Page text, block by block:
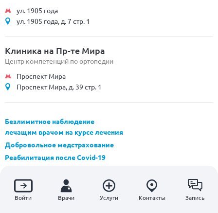
ул. 1905 года
ул. 1905 года, д. 7 стр. 1
Клиника на Пр-те Мира
Центр компетенций по ортопедии
Проспект Мира
Проспект Мира, д. 39 стр. 1
Безлимитное наблюдение
лечащим врачом на курсе лечения
Добровольное медстрахование
Реабилитация после Covid-19
Удаление грыжи позвоночника
Хирургические операции
Войти Врачи Услуги Контакты Запись